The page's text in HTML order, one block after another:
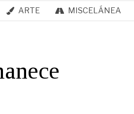
ARTE MISCELÁNEA